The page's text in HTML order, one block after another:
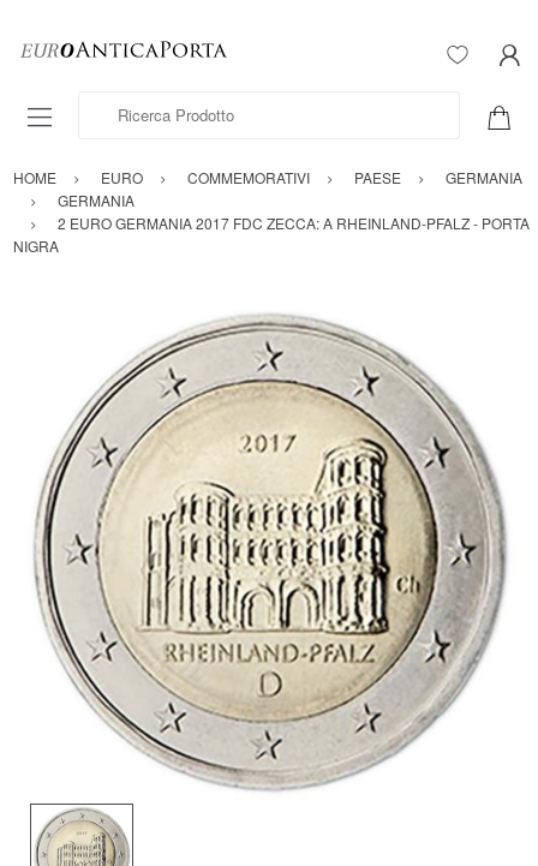
Ricerca Prodotto
HOME EURO COMMEMORATIVI PAESE
GERMANIA
GERMANIA
2 EURO GERMANIA 2017 FDC ZECCA: A RHEINLAND-PFALZ - PORTA
NIGRA